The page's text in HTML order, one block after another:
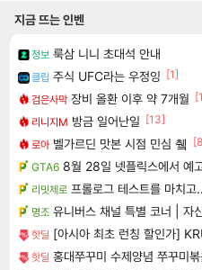
지금 뜨는 인벤
정보 룩삼 니니 초대석 안내
클립 주식 UFC라는 우정잉 [1]
검은사막 장비 올환 이후 약 7개월
리니지M 방금 일어난일 [13]
로아 벨가르딘 맛본 시점 민심 췤
GTA6 8월 28일 넷플릭스에서 예
리밋제로 프롤로그 테스트를 마치
명조 유니버스 채널 특별 코너 | 자
핫딜 [아시아 최초 런칭 할인가] KRUPS
핫딜 홍대쭈꾸미 수제양념 쭈꾸